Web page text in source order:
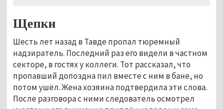
Щепки
Шесть лет назад в Тавде пропал тюремный
надзиратель. Последний раз его видели в частном
секторе, в гостях у коллеги. Тот рассказал, что
пропавший допоздна пил вместе с ним в бане, но
потом ушёл. Жена хозяина подтвердила эти слова.
После разговора с ними следователь осмотрел